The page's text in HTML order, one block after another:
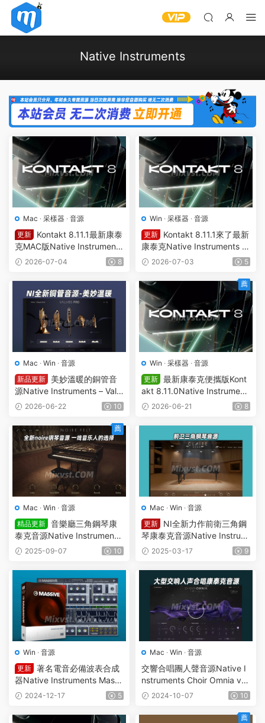
Native Instruments
Mac · 采樣器 · 音源
更新
Kontakt 8.11.1最新康泰
克MAC版Native Instruments
Kontakt 8.11.1 macOS HCiS
akt 7
2026-07-04 8
Win · 采樣器 · 音源
更新
Kontakt 8.11.1來了最新
康泰克Native Instruments K
ontakt 8 v8.11.1 WiN REPAC
7
2026-07-03 5
Mac · Win · 音源
新品更新
美妙溫暖的銅管音
源Native Instruments – Valv
es Pro v1.0.2 KONTAKT
2026-06-22 10
Win · 采樣器 · 音源
更新 最新康泰克便攜版Kont
akt 8.11.0Native Instrument
s Kontakt PORTABLE 8 v8.1
akt 7
2026-06-21 8
薦
Mac · Win · 音源
精品更新 音樂廳三角鋼琴康
泰克音源Native Instruments
– Noire v1.2.1 KONTAKT
2025-09-07 10
薦
Mac · Win · 音源
更新
NI全新力作前衛三角鋼
琴康泰克音源Native Instrum
ents Claire Avant v1.0.1 KO
2025-03-17 9
Win · 音源
更新 著名電音必備波表合成
器Native Instruments Massi
ve v1.7.0 R2R WIN
2024-12-17 5
Mac · Win · 音源
交響合唱團人聲音源Native I
nstruments Choir Omnia v1.
2.1 KONTAKT-HiDERA大型交
2024-10-07 10
薦